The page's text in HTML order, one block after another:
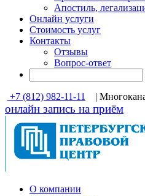
Апостиль,
Онлайн услуги
Стоимость услуг
Контакты
Отзывы
Вопрос-ответ
+7 (812) 982-11-11 |
онлайн запись на приём
О компании